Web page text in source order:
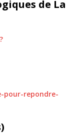
de La
pour-repondre-